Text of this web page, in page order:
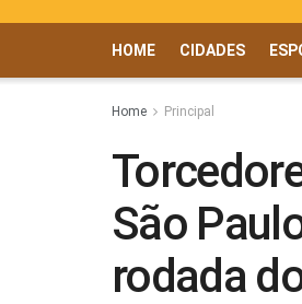
HOME CIDADES
Home Principal
São
rodada